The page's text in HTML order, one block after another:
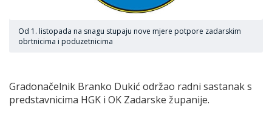
Od 1. listopada na snagu stupaju nove mjere potpore zadarskim
obrtnicima i poduzetnicima
Gradonačelnik Branko Dukić održao radni sastanak s
predstavnicima HGK i OK Zadarske županije.